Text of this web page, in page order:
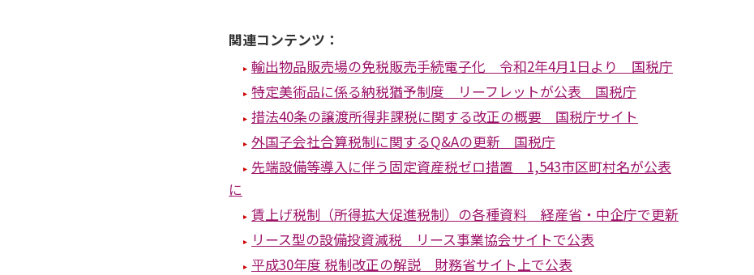
関連コンテンツ：
輸出物品販売場の免税販売手続電子化 令和2年4月1日より 国税庁
特定美術品に係る納税猶予制度 リーフレットが公表 国税庁
措法40条の譲渡所得非課税に関する改正の概要 国税庁サイト
外国子会社合算税制に関するQ&Aの更新 国税庁
先端設備等導入に伴う固定資産税ゼロ措置 1,543市区町村名が公表
に
賃上げ税制（所得拡大促進税制）の各種資料 経産省・中企庁で更新
リース型の設備投資減税 リース事業協会サイトで公表
平成30年度 税制改正の解説 財務省サイト上で公表